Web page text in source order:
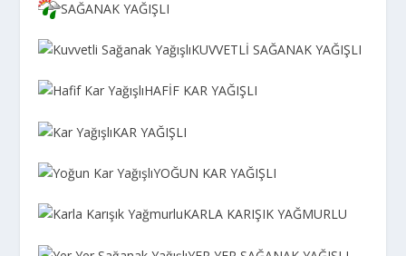
SAĞANAK YAĞIŞLI
KUVVETLİ SAĞANAK YAĞIŞLI
HAFİF KAR YAĞIŞLI
KAR YAĞIŞLI
YOĞUN KAR YAĞIŞLI
KARLA KARIŞIK YAĞMURLU